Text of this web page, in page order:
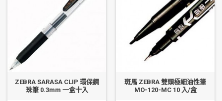
ZEBRA SARASA CLIP 環保鋼
珠筆 0.3mm 一盒十入
斑馬 ZEBRA 雙頭極細油性筆
MO-120-MC 10 入/盒